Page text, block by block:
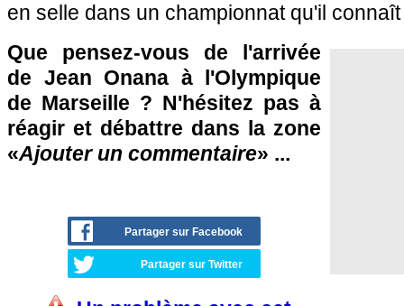
en selle dans un championnat qu'il
Que pensez-vous de l'arrivée
de Jean Onana à l'Olympique
de Marseille ? N'hésitez pas à
réagir et débattre dans la zone
«Ajouter un commentaire» ...
Partager sur Facebook
Partager sur Twitter